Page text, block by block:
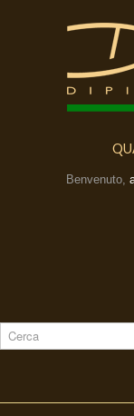
Benvenuto,